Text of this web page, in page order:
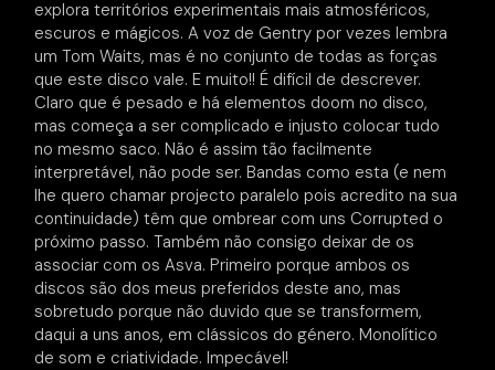
explora territórios experimentais mais atmosféricos,
escuros e mágicos. A voz de Gentry por vezes lembra
um Tom Waits, mas é no conjunto de todas as forças
que este disco vale. E muito!! É difícil de descrever.
Claro que é pesado e há elementos doom no disco,
mas começa a ser complicado e injusto colocar tudo
no mesmo saco. Não é assim tão facilmente
interpretável, não pode ser. Bandas como esta (e nem
lhe quero chamar projecto paralelo pois acredito na sua
continuidade) têm que ombrear com uns Corrupted o
próximo passo. Também não consigo deixar de os
associar com os Asva. Primeiro porque ambos os
discos são dos meus preferidos deste ano, mas
sobretudo porque não duvido que se transformem,
daqui a uns anos, em clássicos do género. Monolítico
de som e criatividade. Impecável!